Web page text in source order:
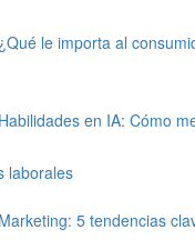
¿Qué le importa al
Habilidades en IA: Cómo
laborales
Marketing: 5 tendencias